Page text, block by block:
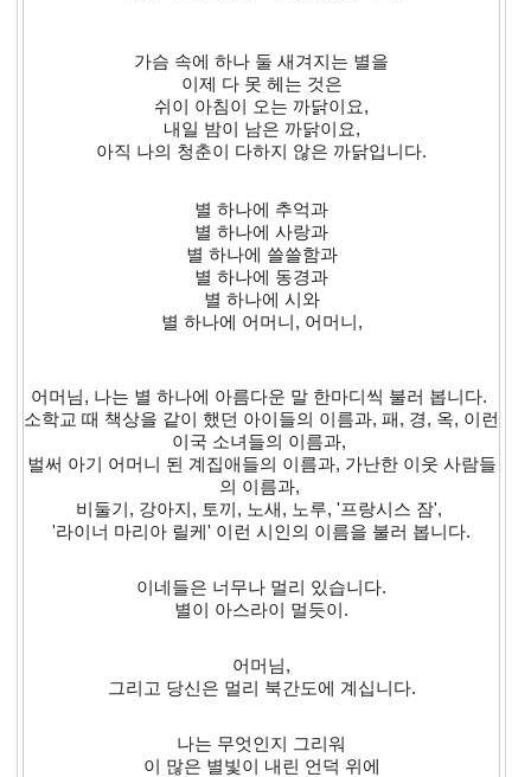
가슴 속에 하나 둘 새겨지는 별을
이제 다 못 헤는 것은
쉬이 아침이 오는 까닭이요,
내일 밤이 남은 까닭이요,
아직 나의 청춘이 다하지 않은 까닭입니다.
별 하나에 추억과
별 하나에 사랑과
별 하나에 쓸쓸함과
별 하나에 동경과
별 하나에 시와
별 하나에 어머니, 어머니,
어머님, 나는 별 하나에 아름다운 말 한마디씩 불러 봅니다.
소학교 때 책상을 같이 했던 아이들의 이름과, 패, 경, 옥, 이런
이국 소녀들의 이름과,
벌써 아기 어머니 된 계집애들의 이름과, 가난한 이웃 사람들
의 이름과,
비둘기, 강아지, 토끼, 노새, 노루, '프랑시스 잠',
'라이너 마리아 릴케' 이런 시인의 이름을 불러 봅니다.
이네들은 너무나 멀리 있습니다.
별이 아스라이 멀듯이.
어머님,
그리고 당신은 멀리 북간도에 계십니다.
나는 무엇인지 그리워
이 많은 별빛이 내린 언덕 위에